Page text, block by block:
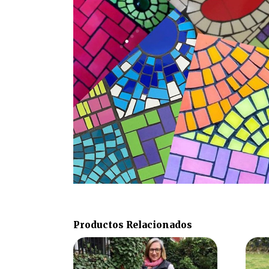
Productos Relacionados
Rango
de
Este
producto